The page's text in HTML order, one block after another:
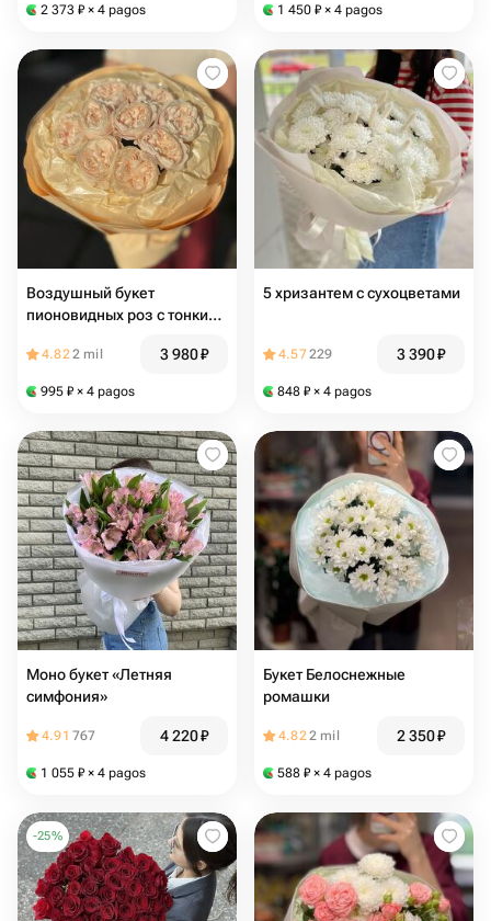
2 373 ₽ × 4 pagos 1 450 ₽ × 4 pagos
Воздушный букет
пионовидных роз с тонким
4.822 mil 3 980₽
995 ₽ × 4 pagos
5 хризантем с сухоцветами
4.57229 3 390₽
848 ₽ × 4 pagos
Моно букет «Летняя
симфония»
4.91 767 4 220₽
1 055 ₽ × 4 pagos
Букет Белоснежные
ромашки
4.822 mil 2 350₽
588 ₽ × 4 pagos
-25%